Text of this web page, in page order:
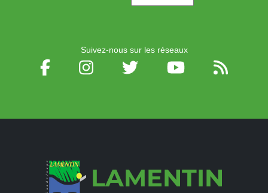
LAMENTIN
Suivez-nous sur les réseaux